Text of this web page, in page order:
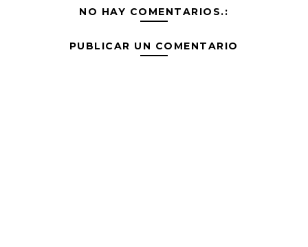
NO HAY COMENTARIOS.:
PUBLICAR UN COMENTARIO